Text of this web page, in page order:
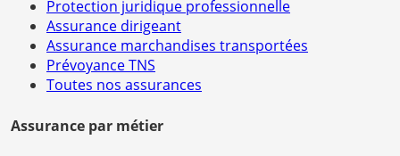
Protection juridique professionnelle
Assurance dirigeant
Assurance marchandises transportées
Prévoyance TNS
Toutes nos assurances
Assurance par métier